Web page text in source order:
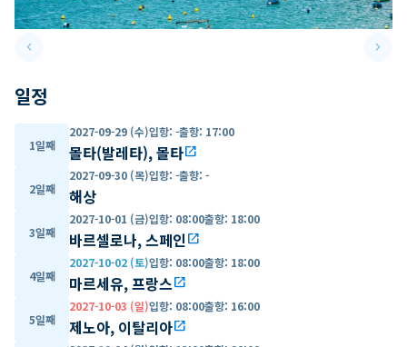
keyboard_arrow_leftPrevious slide keyboard_arrow_right
일정
1일째
2027-09-29 (수)입항: -출항: 17:00
몰타(발레타), 몰타open_in_new
2일째
2027-09-30 (목)입항: -출항: -
해상
3일째
2027-10-01 (금)입항: 08:00출항: 18:00
바르셀로나, 스페인open_in_new
4일째
2027-10-02 (토)입항: 08:00출항: 18:00
마르세유, 프랑스open_in_new
5일째
2027-10-03 (일)입항: 08:00출항: 16:00
제노아, 이탈리아open_in_new